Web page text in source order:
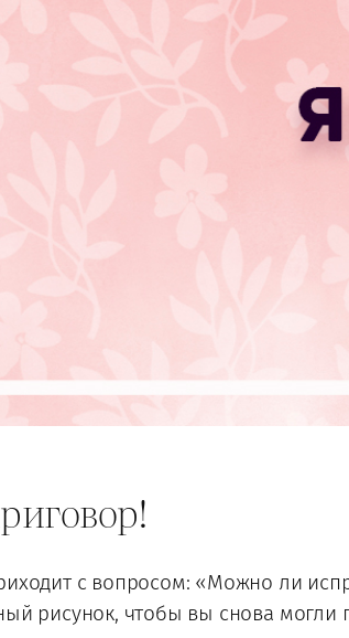
с вопросом: «Можно ли
рисунок, чтобы вы снова могли